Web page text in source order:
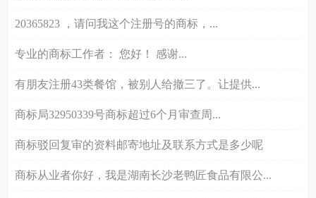
20365823 ，请问我这个注册号的商标，...
专业的商标工作者： 您好！ 感谢...
有朋友注册43类餐馆，被别人给撤三了。让提供...
商标局32950339号商标超过6个月审查周...
商标驳回复审的资料邮寄地址及联系方式是多少呢
商标从业者你好，我是湖南长沙老鸭匠食品有限公...